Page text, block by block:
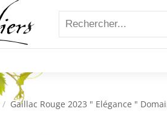
Gaillac Rouge 2023 " Elégance "